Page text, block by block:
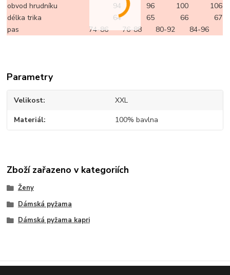
obvod hrudníku
94 96 100
106
délka trika
64 65 66
67
pas
74-86 76-88 80-92 84-96
Parametry
Velikost XXL
Materiál 100% bavlna
Zboží zařazeno v kategoriích
Ženy
Dámská pyžama
Dámská pyžama kapri